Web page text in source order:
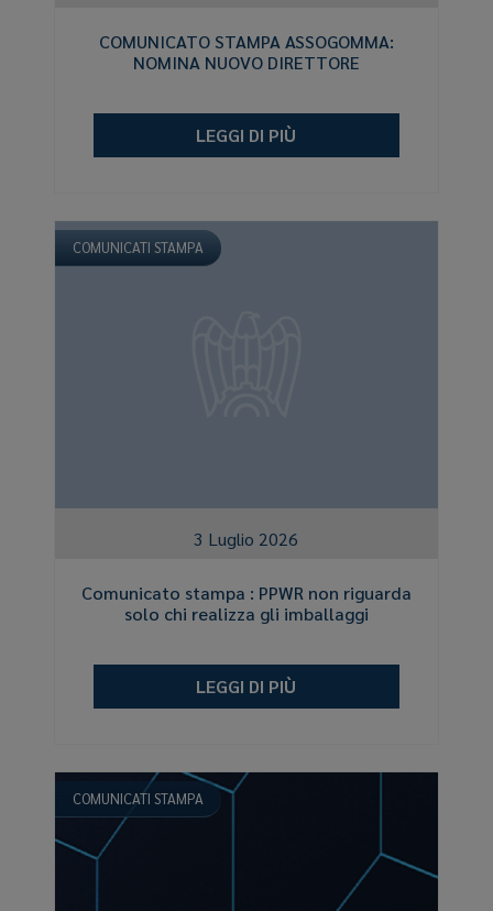
COMUNICATO STAMPA ASSOGOMMA:
NOMINA NUOVO DIRETTORE
LEGGI DI PIÙ
COMUNICATI STAMPA
3 Luglio 2026
Comunicato stampa : PPWR non riguarda
solo chi realizza gli imballaggi
LEGGI DI PIÙ
COMUNICATI STAMPA